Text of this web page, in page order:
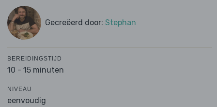
Gecreëerd door: Stephan
BEREIDINGSTIJD
10 - 15 minuten
NIVEAU
eenvoudig